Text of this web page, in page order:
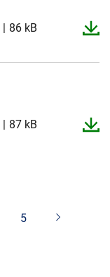
86 kB
87 kB
5